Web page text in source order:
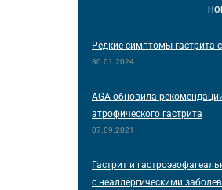
Редкие симптомы гастрита
30.01.2024
AGA обновила
атрофического гастрита
07.09.2021
Гастрит и
с неаллергическими